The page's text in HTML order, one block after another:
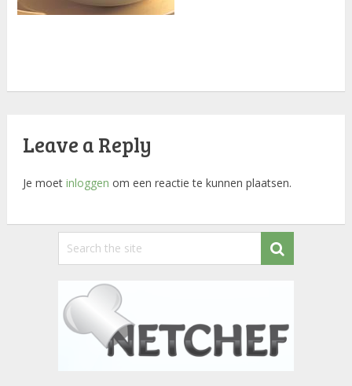
Leave a Reply
Je moet inloggen om een reactie te kunnen plaatsen.